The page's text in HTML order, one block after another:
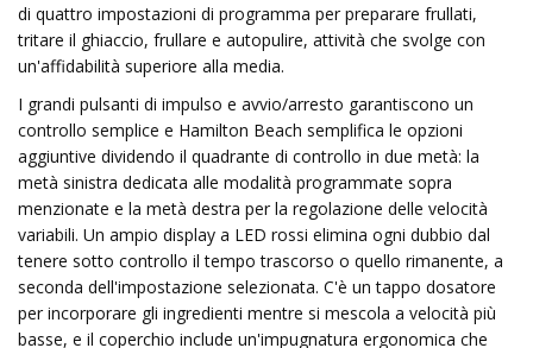
di quattro impostazioni di programma per preparare frullati,
tritare il ghiaccio, frullare e autopulire, attività che svolge con
un'affidabilità superiore alla media.
I grandi pulsanti di impulso e avvio/arresto garantiscono un
controllo semplice e Hamilton Beach semplifica le opzioni
aggiuntive dividendo il quadrante di controllo in due metà: la
metà sinistra dedicata alle modalità programmate sopra
menzionate e la metà destra per la regolazione delle velocità
variabili. Un ampio display a LED rossi elimina ogni dubbio dal
tenere sotto controllo il tempo trascorso o quello rimanente, a
seconda dell'impostazione selezionata. C'è un tappo dosatore
per incorporare gli ingredienti mentre si mescola a velocità più
basse, e il coperchio include un'impugnatura ergonomica che